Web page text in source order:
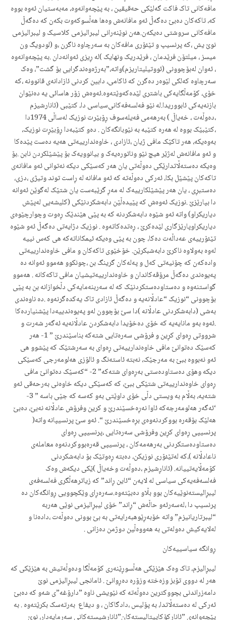
مافه‌کانی تاک فاکت گه‌لێکی حه‌قیقین ، به‌ پێچه‌وانه‌وه‌، مه‌به‌ستیان ئه‌وه ‌بووه‌
که‌، تاکه‌کان ده‌بێ ده‌گه‌ڵ ئەو مافانەش وەها هه‌ڵسوکه‌وت بکه‌ن که‌ ده‌گه‌ڵ
مافه‌کانی سروشتی ده‌یکه‌ن.هه‌ن نوێنه‌رانی لیبرالیزمی کلاسیک و لیبرالیزمی
نوێ یش ،که‌ ‌پرنسیپ و تێئۆری مافه‌کان به‌ سه‌رچاوه‌ ناگرن ،و‌ (لودویگ ون
میسز ، میلتۆن فرێدمان ، فرێدریک ونهایک )له‌ ڕیزی ئه‌وانه‌دان .به‌ پێچه‌وانه‌وە
، ئه‌وان له‌بۆچوونی (ئووتیلیتاریزم)واته‌،”بەرژەوەندگرایی بۆ گشت”، وه‌ک
سه‌رچاوه‌ که‌لکی لێوه‌ر ده‌گرن که‌ ئاکامی، دابین کردنی ئازادانەی قانوونە ،‌که‌
خۆی‌، کۆمه‌ڵگایه‌کی باشتری لێدەکەوێتەوە‌.ئه‌وه‌ش زۆر هاسائی یه‌ ده‌نێوان
بازنه‌یه‌کی ئابووریدا.له‌ نێو فه‌لسه‌فه‌کانی‌سیاسی دا، کتێبی (ئانارشیزم
،ده‌وڵه‌ت ، خه‌یاڵ ) به‌رهه‌می فه‌یله‌سوف ڕۆبێرت نوزیک له‌ساڵی 1974دا
،کتێبێک بووه‌ له‌ هه‌ره‌ کتێبە به‌ نێوبانگه‌کان . ده‌و کتێبه‌دا ڕۆبێڕت نوزیک،
به‌وه‌یکه‌، هه‌ر تاکێک مافی ژیان ،ئازادی ، خاوەندارییەتی هه‌یه‌ ده‌ست پێده‌کا
و ئه‌و مافانه‌ش له‌ژێر هیچ نێو وناتوره‌یه‌ک و بیانوویه‌ک بۆ پێشێلکردن نابن .بۆ
وه‌یکه‌ ده‌سته‌ڵاتدارێکی ده‌وڵه‌تی یان هه‌ر که‌سێکی دیکه‌ نه‌توانی ئه‌و مافانه‌ی
تاکه‌کان پێشێل بکا، ئه‌رکی ده‌وڵه‌ته‌ که‌ ئه‌و مافانه‌ له‌ ڕاست توند وتیژی ،دزی،
ده‌ستبڕی ، یان هه‌ر پێشێلکارییه‌ک له‌ مه‌ڕ گرێبه‌ست یان شتێک له‌گوێن ئه‌وانه‌
دا بپارێزێ .نوزیک ئه‌وه‌ش که‌ پێیده‌ڵێن دابه‌شکردنێکی (کلیشه‌یی له‌پێش
دیاریکراو) واته‌ ئه‌و شێوه‌ دابه‌شکردنه‌ که‌ به‌ پێی هێندێک ڕه‌وت وچوارچێوه‌ی
دیاریکراوپارێزگاری لێده‌کرێ ، ڕه‌تده‌کاته‌وه‌ . نوزیک دژایه‌تی ده‌گه‌ڵ ئه‌و شێوە
تێئۆرییه‌ی عه‌داڵه‌ت ده‌کا، چون به‌ پێی وه‌یکه‌ ئیمکاناته‌که‌ هی که‌س نییه‌
له‌وه‌ به‌ولاوه‌ ناکرێ دابه‌شبکرێن. خۆخێوی تاکه‌کان و مافی خاوه‌ندارییه‌تی
واده‌که‌ن که‌ چۆنیه‌تی که‌ل و په‌له‌کان گرینگ بن ،چونکوو هه‌موو ئه‌وانه‌ ده‌
په‌یوه‌ندی ده‌گه‌ڵ مرۆڤه‌کاندان و خاوه‌ندارییه‌تیشیان مافی تاکه‌کانه‌ . هه‌موو
گواستنه‌وه‌ و ده‌ستاوده‌ستکردنێک که‌ له‌ سه‌ربنه‌مایه‌کی دڵخوازانه‌ بن به‌ پێی
بۆچوونی “نوزیک “عادڵانه‌یه‌ و ده‌گه‌ڵ ئازادی تاک یه‌کده‌گرنه‌وه‌ .ده‌ ناوه‌ندی
به‌شی (دابه‌شکردنی عادڵانه‌ )دا سێ بۆچوون له‌و په‌یوه‌ندییه‌دا پێشنیارده‌کا
.ئه‌وه‌ به‌و مانایه‌یه‌ که‌ خۆی ده‌خۆیدا دابه‌شکردن عادڵانه‌یه‌ ئه‌گه‌ر شه‌رت و
شرووتی ڕه‌وای کڕین و فرۆشی سه‌ره‌تایی شته‌که‌ بناسێندرێ ” 1- هه‌ر
که‌سێک ده‌توانێ مافی خاوه‌ندارییه‌تی ڕه‌وای به‌‌ سه‌رشتێک که‌ پێشوو هی
ئه‌و نه‌بووه‌ ببێ به‌ مه‌رجێک، نه‌بته‌ ئاسته‌نگ و ئالۆزی هه‌لومه‌رجی که‌سێکی
دیکه‌ وهۆی ده‌ستاوده‌ستی به‌ڕه‌وای شته‌که‌” 2- “که‌سێک ده‌توانێ مافی
ڕه‌وای خاوه‌ندارییه‌تی شتێکی ببێ‌، که‌ که‌سێکی دیکه‌ خاوه‌نی بەرحەقی ئەو
شتەیە، به‌ڵام به‌ ویستی دڵی خۆی داوێتی به‌و که‌سه‌ که‌ جێی باسە ” 3-
‘ئه‌گه‌ر هه‌لومه‌رجه‌که ‌ئاوا نه‌ڕه‌خسێندرێ و کرین وفرۆش عادڵانه‌ نه‌بێ، ده‌بێ‌
هه‌لێک بۆقه‌رە بووکردنه‌وه‌ی بڕه‌خسێندرێ “. ئه‌و سێ پرنسیپانه واته‌(
پرنسیپی ڕه‌وای کڕین وفرۆشی سه‌ره‌تایی ،پرنسیپی ڕه‌وای
ده‌ستاوده‌ستکردنی به‌رهه‌مه‌کان ، پر‌نسیپی قه‌ره‌بووکردنه‌وه ‌معامله‌ی
ناعادڵانه‌ )،کە لەتێئۆری نوزیکن، ده‌بته‌ ڕه‌وتێک بۆ دابه‌شکردنی
کۆمه‌ڵایه‌‌تییانه‌. (ئاناڕشیزم ،ده‌وڵه‌ت وخه‌یاڵ )ێکی دیکه‌ش وه‌ک
فه‌لسه‌فه‌یه‌کی سیاسی له‌ لایه‌ن “ئاین ڕاند” که‌ زیاترهه‌ڵگری فه‌لسه‌فه‌ی
لیبڕالیسته‌نوێیه‌کان بوو بڵاو ده‌بێته‌وه‌.سه‌ره‌ڕای وێکچوویی ڕوانگه‌کان ده‌
پرنسیپ دا ،له‌سه‌رئه‌و حاڵه‌ش “ڕاند” خۆی لیبڕالیزمی نوێی هه‌ربه‌
“لیبرتاریانیزم” واته‌ خۆبه‌ڕێوهبەرایەتی به‌ بێ بوونی ده‌وڵه‌ت ،داده‌نا و
له‌لایه‌کیش دەولەتی به‌ هه‌ووه‌ڵین دوژمن ده‌زانی .
ڕوانگە سیاسییەکان
لیبڕالیزم، تاک وه‌ک هێزێکی هه‌ڵسوڕێنه‌ری کۆمه‌ڵگا وده‌وڵه‌تیش به‌ هێزێکی که‌
هه‌ر له‌ دووی تۆبز وزه‌خته‌ وزۆرە ده‌ڕوانێ . ئامانجی لیبڕالیزمی نوێ
دامه‌زراندنی بچووکترین ده‌وڵه‌ته‌ که ‌نێویشی ناوه‌ ”دارۆغه‌”ی شه‌و که‌ دەبێ
ئه‌رکی له ‌ده‌سته‌ڵاتدا، به‌ پۆلیس ،دادگاکان ، و دیفاع به‌رته‌سک بکرێته‌وه‌ . به‌